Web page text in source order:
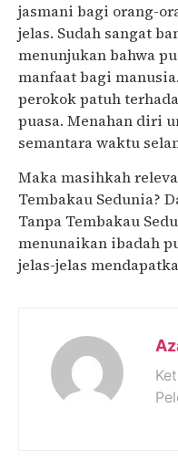
jasmani bagi orang-
jelas. Sudah sangat
menunjukan bahwa
manfaat bagi
perokok patuh
puasa. Menahan diri
semantara waktu
Maka masihkah
Tembakau Sedunia?
Tanpa Tembakau
menunaikan ibadah
jelas-jelas